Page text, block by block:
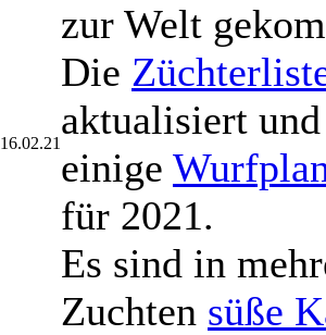
zur Welt
16.02.21
Die
aktualisiert
einige
für 2021.
Es sind in
Zuchten süße